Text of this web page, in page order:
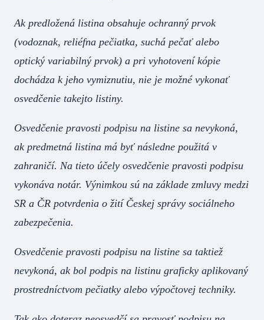
Ak predložená listina obsahuje ochranný prvok
(vodoznak, reliéfna pečiatka, suchá pečať alebo
optický variabilný prvok) a pri vyhotovení kópie
dochádza k jeho vymiznutiu, nie je možné vykonať
osvedčenie takejto listiny.
Osvedčenie pravosti podpisu na listine sa nevykoná,
ak predmetná listina má byť následne použitá v
zahraničí. Na tieto účely osvedčenie pravosti podpisu
vykonáva notár. Výnimkou sú na základe zmluvy medzi
SR a ČR potvrdenia o žití Českej správy sociálneho
zabezpečenia.
Osvedčenie pravosti podpisu na listine sa taktiež
nevykoná, ak bol podpis na listinu graficky aplikovaný
prostredníctvom pečiatky alebo výpočtovej techniky.